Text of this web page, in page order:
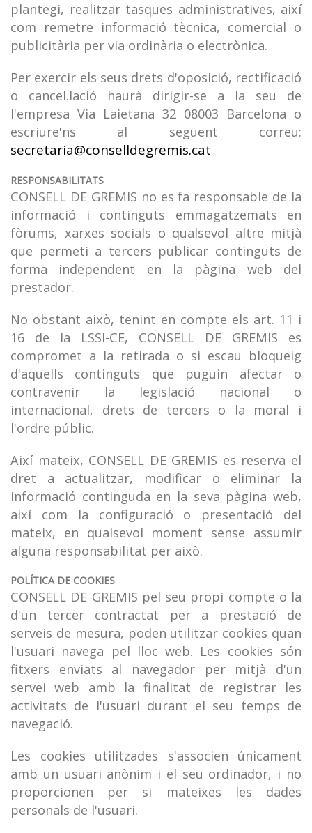
plantegi, realitzar tasques administratives, així
com remetre informació tècnica, comercial o
publicitària per via ordinària o electrònica.
Per exercir els seus drets d'oposició, rectificació
o cancel.lació haurà dirigir-se a la seu de
l'empresa Via Laietana 32 08003 Barcelona o
escriure'ns al següent correu:
secretaria@conselldegremis.cat
RESPONSABILITATS
CONSELL DE GREMIS no es fa responsable de la
informació i continguts emmagatzemats en
fòrums, xarxes socials o qualsevol altre mitjà
que permeti a tercers publicar continguts de
forma independent en la pàgina web del
prestador.
No obstant això, tenint en compte els art. 11 i
16 de la LSSI-CE, CONSELL DE GREMIS es
compromet a la retirada o si escau bloqueig
d'aquells continguts que puguin afectar o
contravenir la legislació nacional o
internacional, drets de tercers o la moral i
l'ordre públic.
Així mateix, CONSELL DE GREMIS es reserva el
dret a actualitzar, modificar o eliminar la
informació continguda en la seva pàgina web,
així com la configuració o presentació del
mateix, en qualsevol moment sense assumir
alguna responsabilitat per això.
POLÍTICA DE COOKIES
CONSELL DE GREMIS pel seu propi compte o la
d'un tercer contractat per a prestació de
serveis de mesura, poden utilitzar cookies quan
l'usuari navega pel lloc web. Les cookies són
fitxers enviats al navegador per mitjà d'un
servei web amb la finalitat de registrar les
activitats de l'usuari durant el seu temps de
navegació.
Les cookies utilitzades s'associen únicament
amb un usuari anònim i el seu ordinador, i no
proporcionen per si mateixes les dades
personals de l'usuari.